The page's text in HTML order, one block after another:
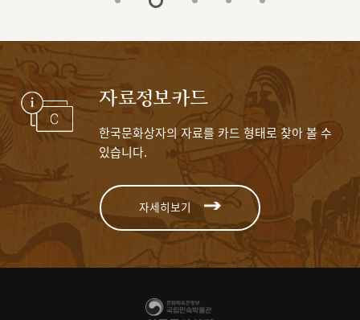
자료정보카드
한국문화상자의 자료를 카드 형태로 찾아 볼 수
있습니다.
자세히보기